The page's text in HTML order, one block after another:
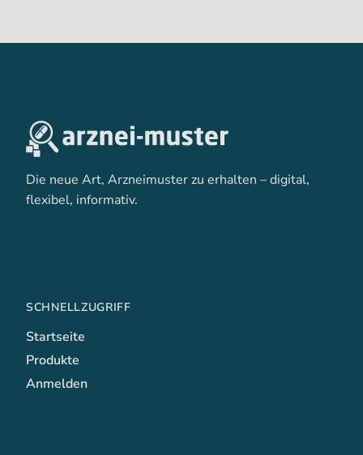
Die neue Art, Arzneimuster zu erhalten – digital,
flexibel, informativ.
SCHNELLZUGRIFF
Startseite
Produkte
Anmelden